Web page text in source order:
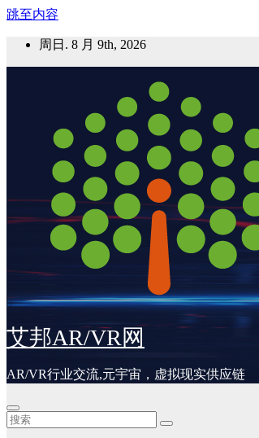
跳至内容
周日. 8 月 9th, 2026
艾邦AR/VR网
AR/VR行业交流,元宇宙，虚拟现实供应链